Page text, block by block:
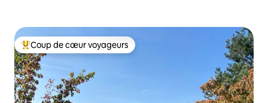
Coup de cœur voyageurs parmi les plus aimés
Coup de cœur voyageurs